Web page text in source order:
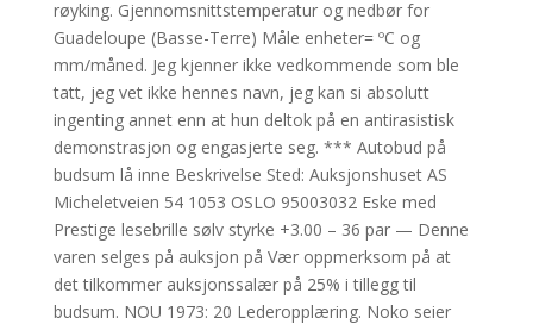
røyking. Gjennomsnittstemperatur og nedbør for
Guadeloupe (Basse-Terre) Måle enheter= ºC og
mm/måned. Jeg kjenner ikke vedkommende som ble
tatt, jeg vet ikke hennes navn, jeg kan si absolutt
ingenting annet enn at hun deltok på en antirasistisk
demonstrasjon og engasjerte seg. *** Autobud på
budsum lå inne Beskrivelse Sted: Auksjonshuset AS
Micheletveien 54 1053 OSLO 95003032 Eske med
Prestige lesebrille sølv styrke +3.00 – 36 par — Denne
varen selges på auksjon på Vær oppmerksom på at
det tilkommer auksjonssalær på 25% i tillegg til
budsum. NOU 1973: 20 Lederopplæring. Noko seier